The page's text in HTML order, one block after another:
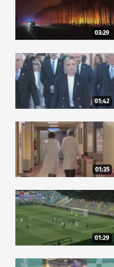
03:29
01:42
01:35
01:29